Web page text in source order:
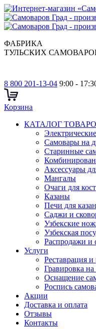
ФАБРИКА
ТУЛЬСКИХ
8 800 201-13-04 9:00 -
Корзина
КАТАЛОГ
Cамовары на
Старинные
Аксессуары
Мангалы
Очаги для
Казаны
Печи для
Саджи и
Узбекские
Узбекская
Распродажи и
Услуги
Реставрация
Гравировка на
Оснащение
Роспись
Акции
Доставка и оплата
Отзывы
Контакты